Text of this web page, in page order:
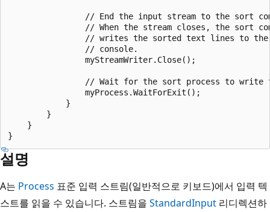
// End the input stream to the sort
// When the stream closes, the sort
                // writes the sorted text lines to the
                // console.
                myStreamWriter.Close();
// Wait for the sort process to write
                myProcess.WaitForExit();
            }
        }
    }
설명
A는 Process 표준 입력 스트림(일반적으로 키보드)에서 입력 텍
스트를 읽을 수 있습니다. 스트림을 StandardInput 리디렉션하